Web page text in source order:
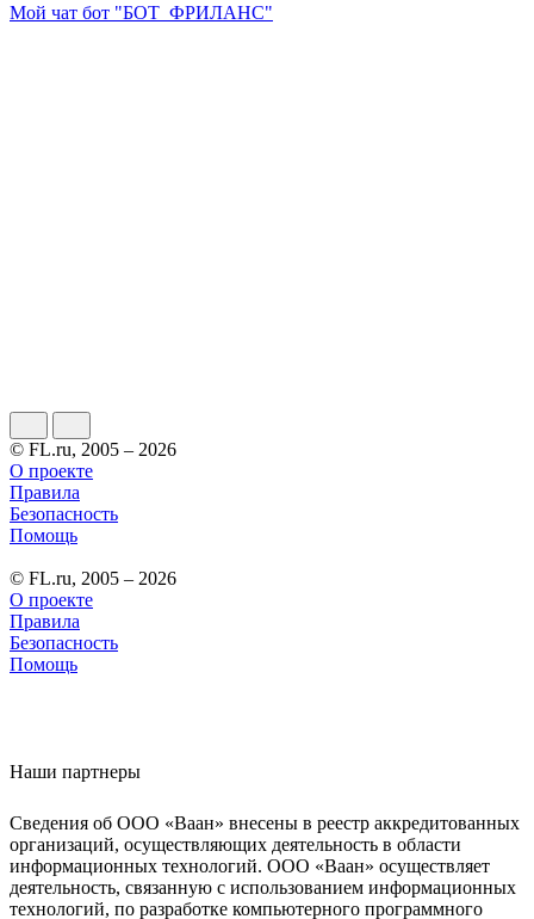
Мой чат бот "БОТ_ФРИЛАНС"
© FL.ru, 2005 – 2026
О проекте
Правила
Безопасность
Помощь
© FL.ru, 2005 – 2026
О проекте
Правила
Безопасность
Помощь
Наши партнеры
Сведения об ООО «Ваан» внесены в реестр аккредитованных
организаций, осуществляющих деятельность в области
информационных технологий. ООО «Ваан» осуществляет
деятельность, связанную с использованием информационных
технологий, по разработке компьютерного программного